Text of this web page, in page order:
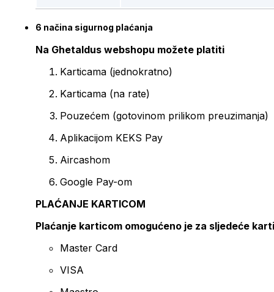
6 načina sigurnog plaćanja
Na Ghetaldus webshopu možete platiti
Karticama (jednokratno)
Karticama (na rate)
Pouzećem (gotovinom prilikom preuzimanja)
Aplikacijom KEKS Pay
Aircashom
Google Pay-om
PLAĆANJE KARTICOM
Plaćanje karticom omogućeno je za sljedeće
Master Card
VISA